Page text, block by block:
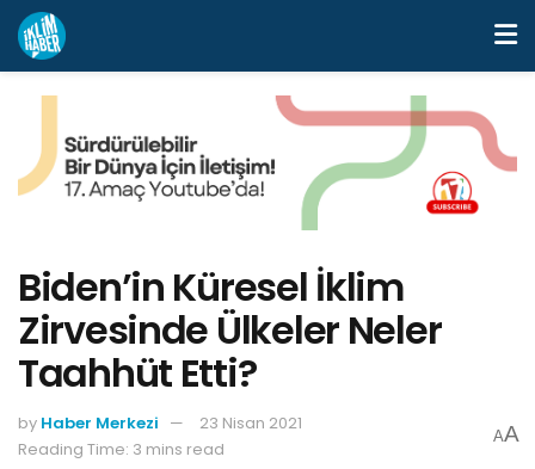
Biden’in Küresel İklim
Zirvesinde Ülkeler Neler
Taahhüt Etti?
by Haber Merkezi
23 Nisan 2021
Reading Time: 3 mins read
AA